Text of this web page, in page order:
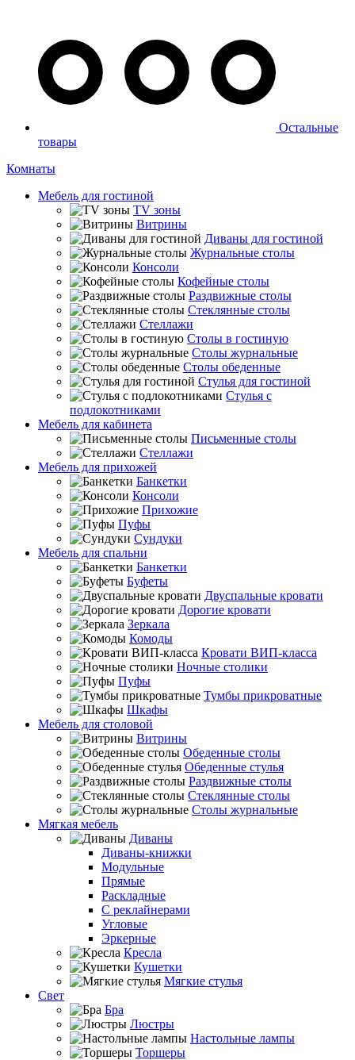
Остальные
товары
Комнаты
Мебель для гостиной
TV зоны
Витрины
Диваны для гостиной
Журнальные столы
Консоли
Кофейные столы
Раздвижные столы
Стеклянные столы
Стеллажи
Столы в гостиную
Столы журнальные
Столы обеденные
Стулья для гостиной
Стулья с
подлокотниками
Мебель для кабинета
Письменные столы
Стеллажи
Мебель для прихожей
Банкетки
Консоли
Прихожие
Пуфы
Сундуки
Мебель для спальни
Банкетки
Буфеты
Двуспальные кровати
Дорогие кровати
Зеркала
Комоды
Кровати ВИП-класса
Ночные столики
Пуфы
Тумбы прикроватные
Шкафы
Мебель для столовой
Витрины
Обеденные столы
Обеденные стулья
Раздвижные столы
Стеклянные столы
Столы журнальные
Мягкая мебель
Диваны
Диваны-книжки
Модульные
Прямые
Раскладные
С реклайнерами
Угловые
Эркерные
Кресла
Кушетки
Мягкие стулья
Свет
Бра
Люстры
Настольные лампы
Торшеры